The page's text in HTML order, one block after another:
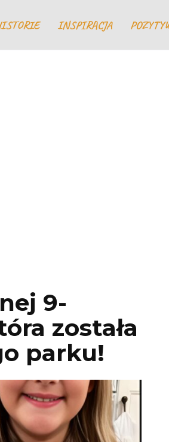
INSPIRACJA
9-
została
parku!